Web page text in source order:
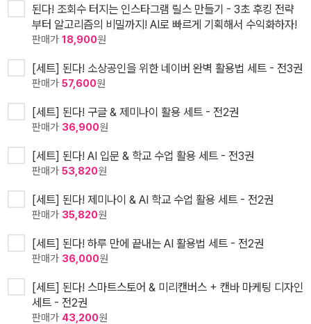
된다! 조회수 터지는 인스타그램 릴스 만들기 - 3초 후킹 전략
부터 알고리즘의 비밀까지! AI로 빠르게 기획해서 수익화하자!
판매가 18,900원
[세트] 된다! 소상공인을 위한 네이버 완벽 활용법 세트 - 전3권
판매가 57,600원
[세트] 된다! 구글 & 제미나이 활용 세트 - 전2권
판매가 36,900원
[세트] 된다! AI 입문 & 학교 수업 활용 세트 - 전3권
판매가 53,820원
[세트] 된다! 제미나이 & AI 학교 수업 활용 세트 - 전2권
판매가 35,820원
[세트] 된다! 하루 만에 끝내는 AI 활용법 세트 - 전2권
판매가 36,000원
[세트] 된다! 스마트스토어 & 미리캔버스 + 캔바 마케팅 디자인
세트 - 전2권
판매가 43,200원